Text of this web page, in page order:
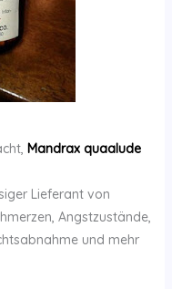
Mandrax quaalude
Lieferant von
Angstzustände,
und mehr